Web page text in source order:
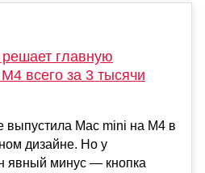
решает главную
всего за 3 тысячи
Mac mini на M4 в
дизайне. Но у
явный минус — кнопка